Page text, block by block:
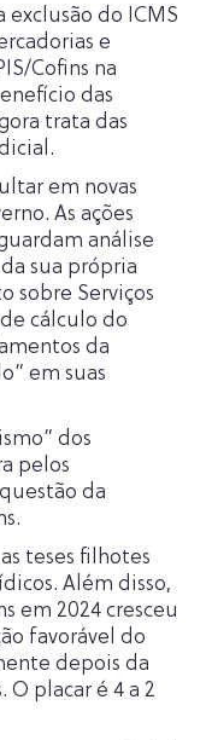
do ICMS
e
Cofins na
das
trata das
em novas
As ações
análise
sua própria
sobre Serviços
cálculo do
da
em suas
dos
pelos
da
teses filhotes
Além disso,
em 2024 cresceu
favorável do
depois da
placar é 4 a 2